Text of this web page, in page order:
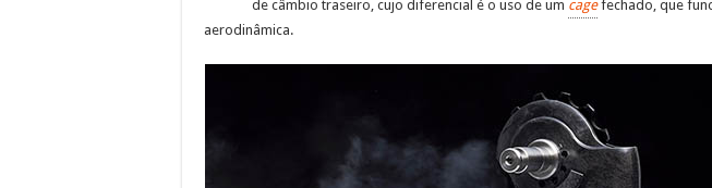
de câmbio traseiro, cujo diferencial é o uso de um cagefechado, que
aerodinâmica.